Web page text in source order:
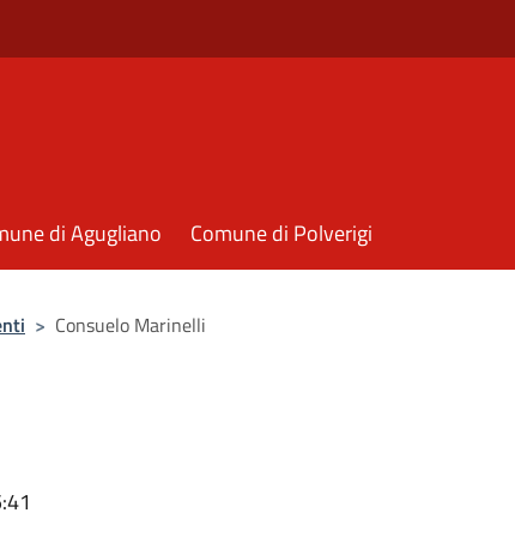
di Agugliano Comune di Polverigi
> Consuelo Marinelli